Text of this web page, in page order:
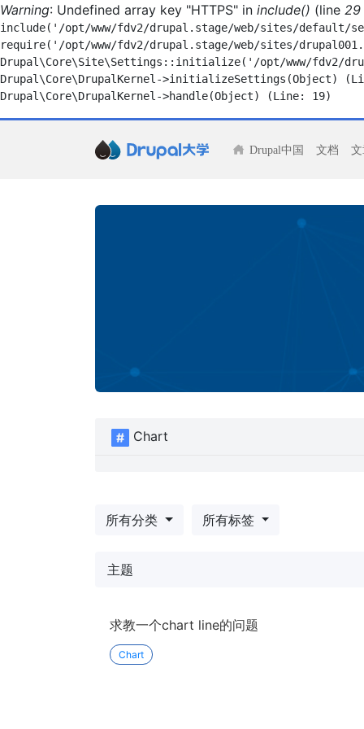
Warning: Undefined array key "HTTPS" in include() (line 29
include('/opt/www/fdv2/drupal.stage/web/sites/
require('/opt/www/fdv2/drupal.stage/web/sites/
Drupal\Core\Site\Settings::initialize('/opt/www/fdv2/
Drupal\Core\DrupalKernel->initializeSettings(Object)
Drupal中国 文档
Chart
所有分类 所有标签
主题
求教一个chart line的问题
Chart